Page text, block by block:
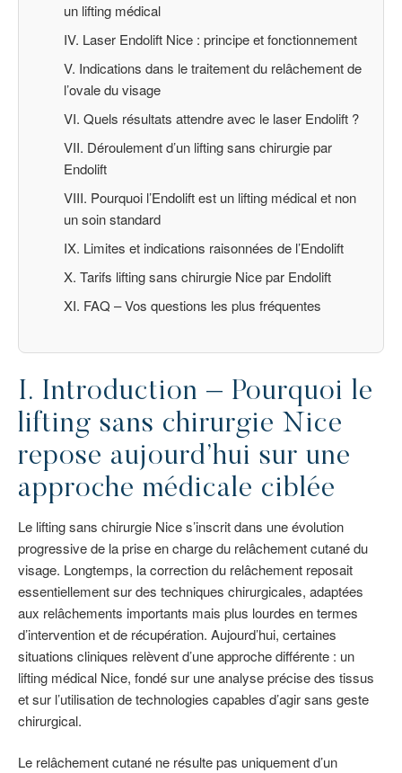
un lifting médical
IV. Laser Endolift Nice : principe et fonctionnement
V. Indications dans le traitement du relâchement de
l’ovale du visage
VI. Quels résultats attendre avec le laser Endolift ?
VII. Déroulement d’un lifting sans chirurgie par
Endolift
VIII. Pourquoi l’Endolift est un lifting médical et non
un soin standard
IX. Limites et indications raisonnées de l’Endolift
X. Tarifs lifting sans chirurgie Nice par Endolift
XI. FAQ – Vos questions les plus fréquentes
I. Introduction – Pourquoi le
lifting sans chirurgie Nice
repose aujourd’hui sur une
approche médicale ciblée
Le lifting sans chirurgie Nice s’inscrit dans une évolution
progressive de la prise en charge du relâchement cutané du
visage. Longtemps, la correction du relâchement reposait
essentiellement sur des techniques chirurgicales, adaptées
aux relâchements importants mais plus lourdes en termes
d’intervention et de récupération. Aujourd’hui, certaines
situations cliniques relèvent d’une approche différente : un
lifting médical Nice, fondé sur une analyse précise des tissus
et sur l’utilisation de technologies capables d’agir sans geste
chirurgical.
Le relâchement cutané ne résulte pas uniquement d’un